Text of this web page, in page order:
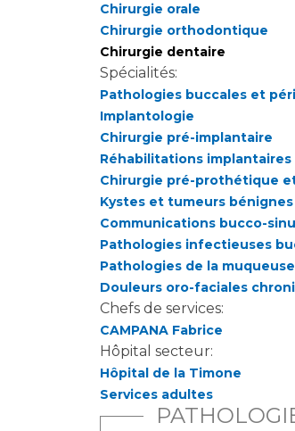
Chirurgie orale
Chirurgie orthodontique
Chirurgie dentaire
Spécialités:
Pathologies buccales et
Implantologie
Chirurgie pré-implantaire
Réhabilitations
Chirurgie pré-prothétique
Kystes et tumeurs
Communications bucco-
Pathologies infectieuses
Pathologies de la
Douleurs oro-faciales
Chefs de services:
CAMPANA Fabrice
Hôpital secteur:
Hôpital de la Timone
Services adultes